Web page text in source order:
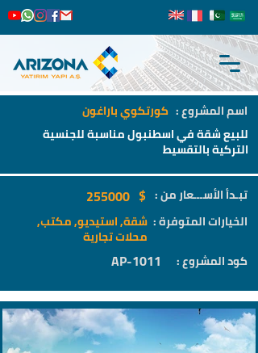
اسم المشروع :
للبيع شقة في اسطنبول مناسبة للجنسية
التركية بالتقسيط
كورتكوي باراغون
تبـدأ الأســـعار من : 255000
الخيارات المتوفرة : شقة, استيديو, مكتب,
محلات تجارية
كود المشروع :
AP-1011
$